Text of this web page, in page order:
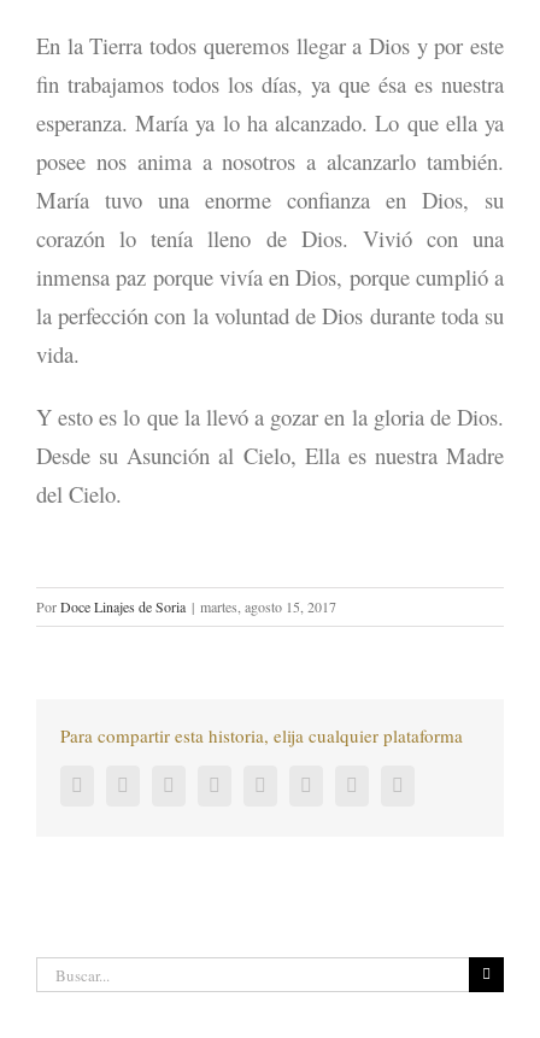
En la Tierra todos queremos llegar a Dios y por este
fin trabajamos todos los días, ya que ésa es nuestra
esperanza. María ya lo ha alcanzado. Lo que ella ya
posee nos anima a nosotros a alcanzarlo también.
María tuvo una enorme confianza en Dios, su
corazón lo tenía lleno de Dios. Vivió con una
inmensa paz porque vivía en Dios, porque cumplió a
la perfección con la voluntad de Dios durante toda su
vida.
Y esto es lo que la llevó a gozar en la gloria de Dios.
Desde su Asunción al Cielo, Ella es nuestra Madre
del Cielo.
PorDoce Linajes de Soria | martes, agosto 15, 2017
Para compartir esta historia, elija cualquier plataforma
FacebookTwitter LinkedInReddit Tumblr Pinterest
Buscar: